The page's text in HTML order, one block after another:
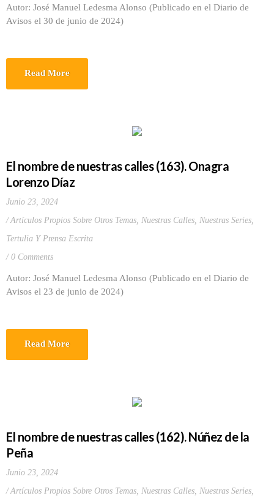
Autor: José Manuel Ledesma Alonso (Publicado en el Diario de
Avisos el 30 de junio de 2024)
Read More
El nombre de nuestras calles (163). Onagra
Lorenzo Díaz
Junio 23, 2024
Artículos Propios Sobre Otros Temas, Nuestras Calles, Nuestras Series,
Tertulia Y Prensa Escrita
0 Comments
Autor: José Manuel Ledesma Alonso (Publicado en el Diario de
Avisos el 23 de junio de 2024)
Read More
El nombre de nuestras calles (162). Núñez de la
Peña
Junio 23, 2024
Artículos Propios Sobre Otros Temas, Nuestras Calles, Nuestras Series,